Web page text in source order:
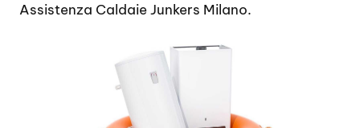
Assistenza Caldaie Junkers Milano.